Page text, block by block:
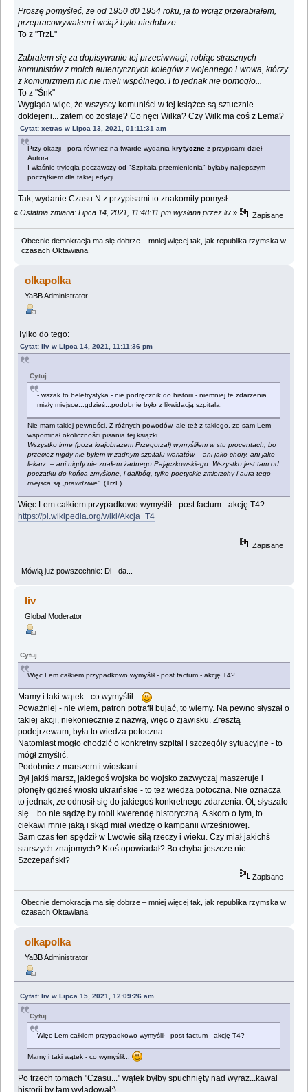
Proszę pomyśleć, że od 1950 d0 1954 roku, ja to wciąż przerabiałem,
przepracowywałem i wciąż było niedobrze.
To z "TrzL"
Zabrałem się za dopisywanie tej przeciwwagi, robiąc strasznych
komunistów z moich autentycznych kolegów z wojennego Lwowa, którzy
z komunizmem nic nie mieli wspólnego. I to jednak nie pomogło...
To z "Śnk"
Wygląda więc, że wszyscy komuniści w tej książce są sztucznie
doklejeni... zatem co zostaje? Co nęci Wilka? Czy Wilk ma coś z Lema?
Cytat: xetras w Lipca 13, 2021, 01:11:31 am
Przy okazji - pora również na twarde wydaniakrytyczne z przypisami dzieł
Autora.
I właśnie trylogia począwszy od "Szpitala przemienienia" byłaby najlepszym
początkiem dla takiej edycji.
Tak, wydanie Czasu N z przypisami to znakomity pomysł.
« Ostatnia zmiana: Lipca 14, 2021, 11:48:11 pm wysłana przez liv » Zapisane
Obecnie demokracja ma się dobrze – mniej więcej tak, jak republika rzymska w
czasach Oktawiana
olkapolka
YaBB Administrator
Tylko do tego:
Cytat: liv w Lipca 14, 2021, 11:11:36 pm
Cytuj
- wszak to beletrystyka - nie podręcznik do historii - niemniej te zdarzenia
miały miejsce...gdzieś...podobnie było z likwidacją szpitala.
Nie mam takiej pewności. Z różnych powodów, ale też z takiego, że sam Lem
wspominał okoliczności pisania tej książki
Wszystko inne (poza krajobrazem Przegorzał) wymyśliłem w stu procentach, bo
przecież nigdy nie byłem w żadnym szpitalu wariatów – ani jako chory, ani jako
lekarz. – ani nigdy nie znałem żadnego Pajączkowskiego. Wszystko jest tam od
początku do końca zmyślone, i dalibóg, tylko poetyckie zmierzchy i aura tego
miejsca są „prawdziwe”. (TrzL)
Więc Lem całkiem przypadkowo wymyślił - post factum - akcję T4?
https://pl.wikipedia.org/wiki/Akcja_T4
Zapisane
Mówią już powszechnie: Di - da...
liv
Global Moderator
Cytuj
Więc Lem całkiem przypadkowo wymyślił - post factum - akcję T4?
Mamy i taki wątek - co wymyślił...
Poważniej - nie wiem, patron potrafił bujać, to wiemy. Na pewno słyszał o
takiej akcji, niekoniecznie z nazwą, więc o zjawisku. Zresztą
podejrzewam, była to wiedza potoczna.
Natomiast mogło chodzić o konkretny szpital i szczegóły sytuacyjne - to
mógł zmyślić.
Podobnie z marszem i wioskami.
Był jakiś marsz, jakiegoś wojska bo wojsko zazwyczaj maszeruje i
płonęły gdzieś wioski ukraińskie - to też wiedza potoczna. Nie oznacza
to jednak, ze odnosił się do jakiegoś konkretnego zdarzenia. Ot, słyszało
się... bo nie sądzę by robił kwerendę historyczną. A skoro o tym, to
ciekawi mnie jaką i skąd miał wiedzę o kampanii wrześniowej.
Sam czas ten spędził w Lwowie siłą rzeczy i wieku. Czy miał jakichś
starszych znajomych? Ktoś opowiadał? Bo chyba jeszcze nie
Szczepański?
Zapisane
Obecnie demokracja ma się dobrze – mniej więcej tak, jak republika rzymska w
czasach Oktawiana
olkapolka
YaBB Administrator
Cytat: liv w Lipca 15, 2021, 12:09:26 am
Cytuj
Więc Lem całkiem przypadkowo wymyślił - post factum - akcję T4?
Mamy i taki wątek - co wymyślił...
Po trzech tomach "Czasu..." wątek byłby spuchnięty nad wyraz...kawał